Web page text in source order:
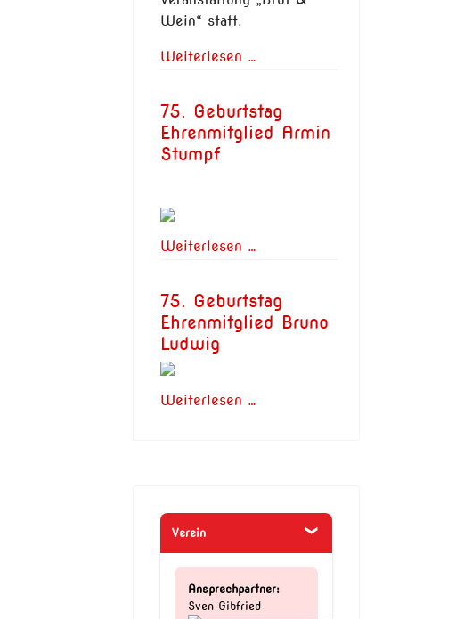
Wein“ statt.
Weiterlesen …
75. Geburtstag
Ehrenmitglied Armin
Stumpf
Weiterlesen …
75. Geburtstag
Ehrenmitglied Bruno
Ludwig
Weiterlesen …
Verein
Ansprechpartner:
Sven Gibfried